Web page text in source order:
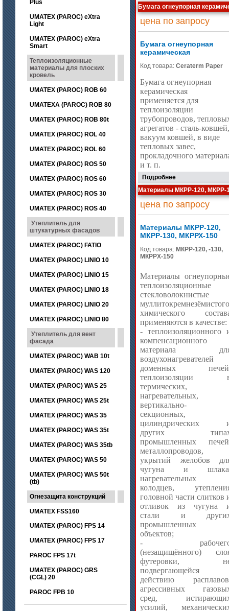
Plus
UMATEX (PAROC) eXtra
Light
UMATEX (PAROC) eXtra
Smart
Теплоизоляционные
материалы для плоских
кровель
UMATEX (PAROC) ROB 60
UMATEXA (PAROC) ROB 80
UMATEX (PAROC) ROB 80t
UMATEX (PAROC) ROL 40
UMATEX (PAROC) ROL 60
UMATEX (PAROC) ROS 50
UMATEX (PAROC) ROS 60
UMATEX (PAROC) ROS 30
UMATEX (PAROC) ROS 40
Утеплитель для
штукатурных фасадов
UMATEX (PAROC) FATIO
UMATEX (PAROC) LINIO 10
UMATEX (PAROC) LINIO 15
UMATEX (PAROC) LINIO 18
UMATEX (PAROC) LINIO 20
UMATEX (PAROC) LINIO 80
Утеплитель для вент
фасада
UMATEX (PAROC) WAB 10t
UMATEX (PAROC) WAS 120
UMATEX (PAROC) WAS 25
UMATEX (PAROC) WAS 25t
UMATEX (PAROC) WAS 35
UMATEX (PAROC) WAS 35t
UMATEX (PAROC) WAS 35tb
UMATEX (PAROC) WAS 50
UMATEX (PAROC) WAS 50t
(tb)
Огнезащита конструкций
UMATEX FSS160
UMATEX (PAROC) FPS 14
UMATEX (PAROC) FPS 17
PAROC FPS 17t
UMATEX (PAROC) GRS
(CGL) 20
PAROC FPB 10
Бумага огнеупорная
цена по запросу
Бумага огнеупорная
керамическая
Код товара: Ceraterm Paper
Бумага огнеупорная
керамическая
применяется для
теплоизоляции
трубопроводов,
агрегатов - сталь-ковшей,
вакуум ковшей, в виде
тепловых завес,
прокладочного
и т. п.
Подробнее
Материалы МКРР-120, МКРР-
цена по запросу
Материалы МКРР-120,
МКРР-130, МКРРХ-150
Код товара: МКРР-120, -130,
МКРРХ-150
Материалы
теплоизоляционные
стекловолокнистые
муллитокремнезёмистого
химического
применяются в качестве:
- теплоизоляционного
компенсационного
материала
воздухонагревателей
доменных
теплоизоляции
термических,
нагревательных,
вертикально-
секционных,
цилиндрических
других
промышленных
металлопроводов,
укрытий желобов
чугуна и
нагревательных
колодцев,
головной части слитков
отливок из чугуна
стали и
промышленных
объектов;
-
(незащищённого)
футеровки,
подвергающейся
действию
агрессивных
сред,
усилий,